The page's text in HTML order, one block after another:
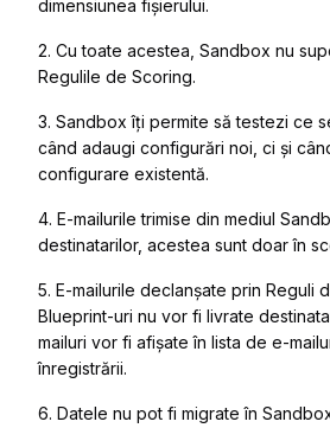
dimensiunea fișierului.
2. Cu toate acestea, Sandbox nu
Regulile de Scoring.
3. Sandbox îți permite să testezi ce
când adaugi configurări noi, ci și
configurare existentă.
4. E-mailurile trimise din mediul
destinatarilor, acestea sunt doar în
5. E-mailurile declanșate prin Reguli
Blueprint-uri nu vor fi livrate
mailuri vor fi afișate în lista de e-
înregistrării.
6. Datele nu pot fi migrate în